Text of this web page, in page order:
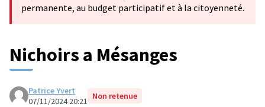
permanente, au budget participatif et à la citoyenneté.
Nichoirs a Mésanges
Patrice Yvert
07/11/2024 20:21 Non retenue